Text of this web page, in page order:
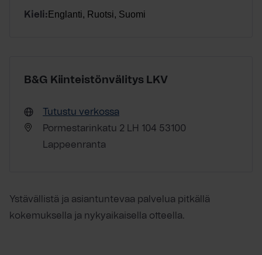
Kieli: Englanti, Ruotsi, Suomi
B&G Kiinteistönvälitys LKV
Tutustu verkossa
Pormestarinkatu 2 LH 104 53100
Lappeenranta
Ystävällistä ja asiantuntevaa palvelua pitkällä
kokemuksella ja nykyaikaisella otteella.